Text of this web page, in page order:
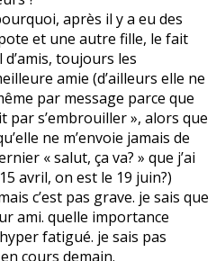
après il y a eu des
et une autre fille, le fait
d’amis, toujours les
amie (d’ailleurs elle ne
par message parce que
par s’embrouiller », alors que
ne m’envoie jamais de
« salut, ça va? » que j’ai
avril, on est le 19 juin?)
c’est pas grave. je sais que
ami. quelle importance
fatigué. je sais pas
cours demain.